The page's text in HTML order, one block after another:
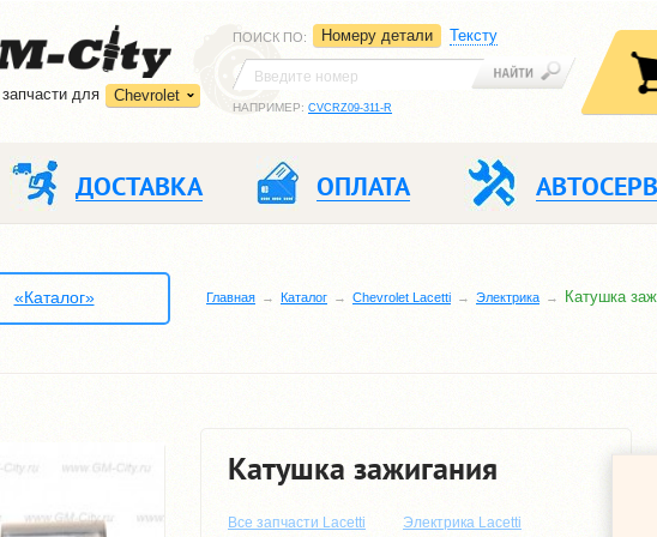
запчасти для Chevrolet
ПОИСК ПО: Номеру детали Тексту
НАПРИМЕР: CVCRZ09-311-R
ДОСТАВКА ОПЛАТА
«Каталог» Главная Каталог Chevrolet Lacetti Электрика Катушка
Катушка зажигания
Все запчасти Lacetti Электрика Lacetti